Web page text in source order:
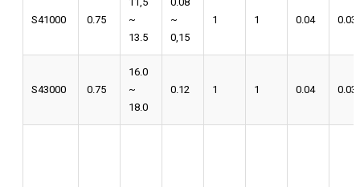
S41000 0.75
~
13.5
~
0,15
1 1 0.04 0.03
S43000 0.75
16.0
~
18.0
0.12 1 1 0.04 0.03